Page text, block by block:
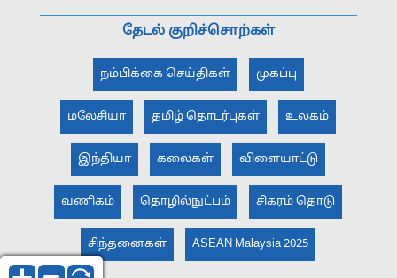
தேடல் குறிச்சொற்கள்
நம்பிக்கை செய்திகள் முகப்பு
மலேசியா தமிழ் தொடர்புகள் உலகம்
இந்தியா கலைகள் விளையாட்டு
வணிகம் தொழில்நுட்பம் சிகரம் தொடு
சிந்தனைகள் ASEAN Malaysia 2025